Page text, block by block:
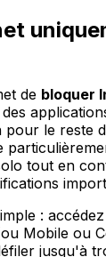
de bloquer
pour le reste
tout en
:
Mobile ou
jusqu'à